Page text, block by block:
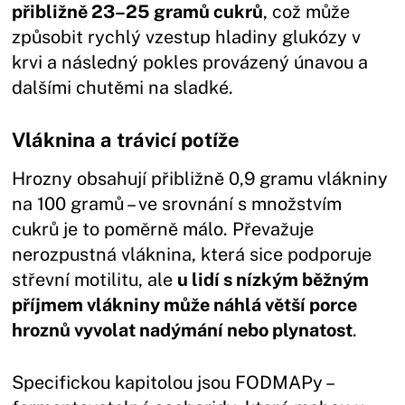
přibližně 23–25 gramů cukrů, což může
způsobit rychlý vzestup hladiny glukózy v
krvi a následný pokles provázený únavou a
dalšími chutěmi na sladké.
Vláknina a trávicí potíže
Hrozny obsahují přibližně 0,9 gramu vlákniny
na 100 gramů – ve srovnání s množstvím
cukrů je to poměrně málo. Převažuje
nerozpustná vláknina, která sice podporuje
střevní motilitu, ale u lidí s nízkým běžným
příjmem vlákniny může náhlá větší porce
hroznů vyvolat nadýmání nebo plynatost.
Specifickou kapitolou jsou FODMAPy –